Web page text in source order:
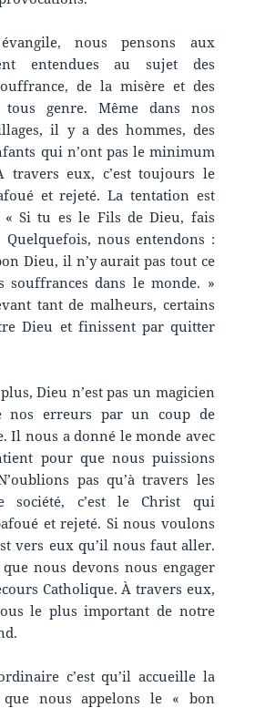
nous pensons aux
entendues au sujet des
de la misère et des
tous genre. Même dans nos
il y a des hommes, des
qui n’ont pas le minimum
travers eux, c’est toujours le
et rejeté. La tentation est
Si tu es le Fils de Dieu, fais
Quelquefois, nous entendons :
Dieu, il n’y aurait pas tout ce
souffrances dans le monde. »
tant de malheurs, certains
Dieu et finissent par quitter
Dieu n’est pas un magicien
nos erreurs par un coup de
Il nous a donné le monde avec
pour que nous puissions
pas qu’à travers les
société, c’est le Christ qui
et rejeté. Si nous voulons
vers eux qu’il nous faut aller.
que nous devons nous engager
Catholique. À travers eux,
le plus important de notre
c’est qu’il accueille la
nous appelons le « bon